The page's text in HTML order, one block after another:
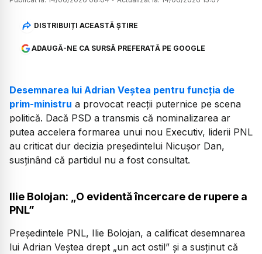
DISTRIBUIȚI ACEASTĂ ȘTIRE
ADAUGĂ-NE CA SURSĂ PREFERATĂ PE GOOGLE
Desemnarea lui Adrian Veștea pentru funcția de
prim-ministru a provocat reacții puternice pe scena
politică. Dacă PSD a transmis că nominalizarea ar
putea accelera formarea unui nou Executiv, liderii PNL
au criticat dur decizia președintelui Nicușor Dan,
susținând că partidul nu a fost consultat.
Ilie Bolojan: „O evidentă încercare de rupere a
PNL”
Președintele PNL, Ilie Bolojan, a calificat desemnarea
lui Adrian Veștea drept „un act ostil” și a susținut că